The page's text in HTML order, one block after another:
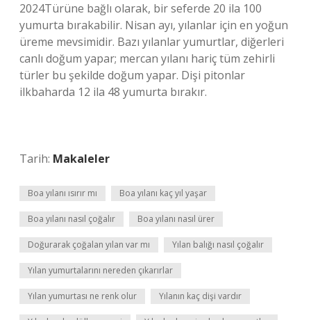
2024Türüne bağlı olarak, bir seferde 20 ila 100
yumurta bırakabilir. Nisan ayı, yılanlar için en yoğun
üreme mevsimidir. Bazı yılanlar yumurtlar, diğerleri
canlı doğum yapar; mercan yılanı hariç tüm zehirli
türler bu şekilde doğum yapar. Dişi pitonlar
ilkbaharda 12 ila 48 yumurta bırakır.
Tarih: Makaleler
Boa yılanı ısırır mı Boa yılanı kaç yıl yaşar
Boa yılanı nasıl çoğalır Boa yılanı nasıl ürer
Doğurarak çoğalan yılan var mı Yılan balığı nasıl çoğalır
Yılan yumurtalarını nereden çıkarırlar
Yılan yumurtası ne renk olur Yılanın kaç dişi vardır